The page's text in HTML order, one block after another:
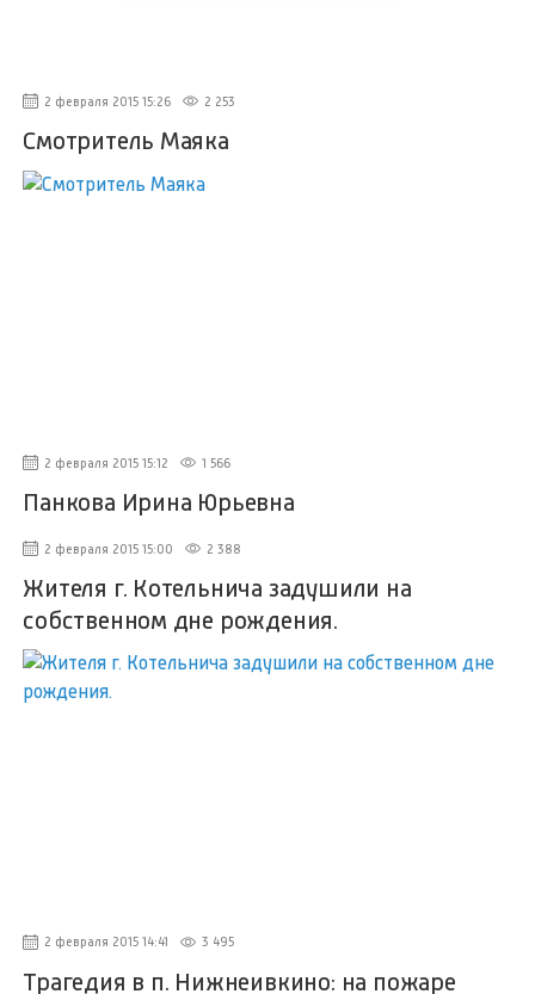
2 февраля 2015 15:26 2 253
Смотритель Маяка
2 февраля 2015 15:12 1 566
Панкова Ирина Юрьевна
2 февраля 2015 15:00 2 388
Жителя г. Котельнича задушили на
собственном дне рождения.
2 февраля 2015 14:41 3 495
Трагедия в п. Нижнеивкино: на пожаре